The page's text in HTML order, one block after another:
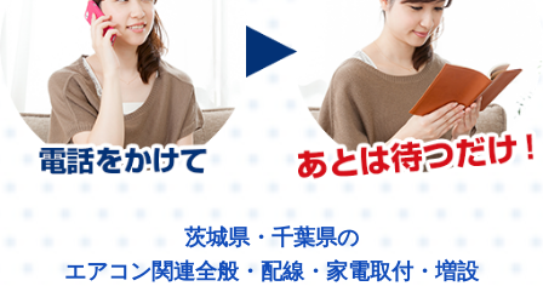
茨城県・千葉県の
エアコン関連全般・配線・家電取付・増設